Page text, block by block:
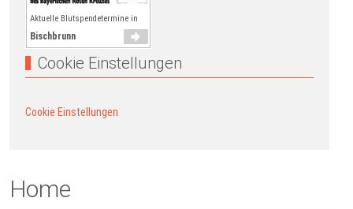
Aktuelle Blutspendetermine in
Bischbrunn
Cookie Einstellungen
Cookie Einstellungen
Home